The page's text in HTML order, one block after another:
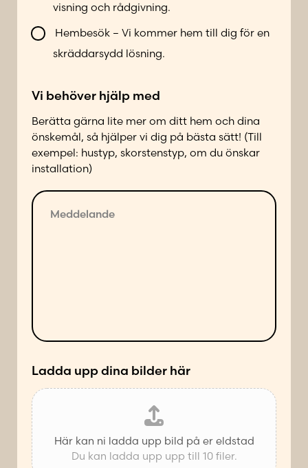
n
t
d
p
å
f
ö
l
t
*
visning och rådgivning.
Hembesök – Vi kommer hem till dig för en
skräddarsydd lösning.
Vi behöver hjälp med
Berätta gärna lite mer om ditt hem och dina
önskemål, så hjälper vi dig på bästa sätt! (Till
exempel: hustyp, skorstenstyp, om du önskar
installation)
M
d
e
p
å
L
a
d
d
a
Ladda upp dina bilder här
Här kan ni ladda upp bild på er eldstad
Du kan ladda upp upp till 10 filer.